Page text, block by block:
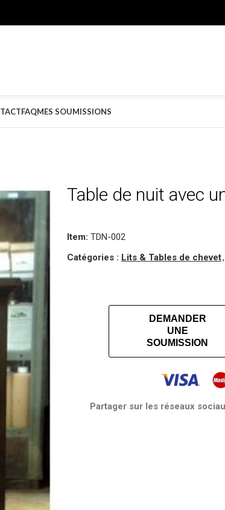
FAQMES SOUMISSIONS
Table de nuit avec
Item: TDN-002
Catégories : Lits & Tables de chevet,
DEMANDER
UNE
SOUMISSION
Partager sur les réseaux